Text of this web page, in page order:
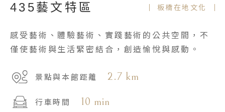
435藝文特區 板橋在地文化
感受藝術、體驗藝術、實踐藝術的公共空間，不
僅使藝術與生活緊密結合，創造愉悅與感動。
景點與本館距離 2.7 km
行車時間 10 min